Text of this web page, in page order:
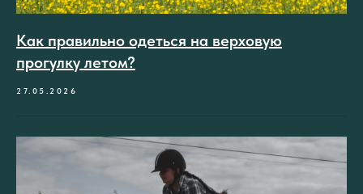
Как правильно одеться на верховую
прогулку летом?
27.05.2026